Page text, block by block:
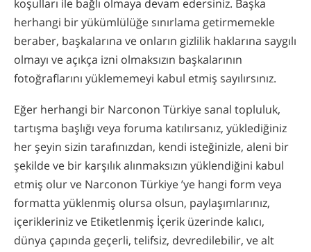
koşulları ile bağlı olmaya devam edersiniz. Başka
herhangi bir yükümlülüğe sınırlama getirmemekle
beraber, başkalarına ve onların gizlilik haklarına saygılı
olmayı ve açıkça izni olmaksızın başkalarının
fotoğraflarını yüklememeyi kabul etmiş sayılırsınız.
Eğer herhangi bir Narconon Türkiye sanal topluluk,
tartışma başlığı veya foruma katılırsanız, yüklediğiniz
her şeyin sizin tarafınızdan, kendi isteğinizle, aleni bir
şekilde ve bir karşılık alınmaksızın yüklendiğini kabul
etmiş olur ve Narconon Türkiye ’ye hangi form veya
formatta yüklenmiş olursa olsun, paylaşımlarınız,
içerikleriniz ve Etiketlenmiş İçerik üzerinde kalıcı,
dünya çapında geçerli, telifsiz, devredilebilir, ve alt